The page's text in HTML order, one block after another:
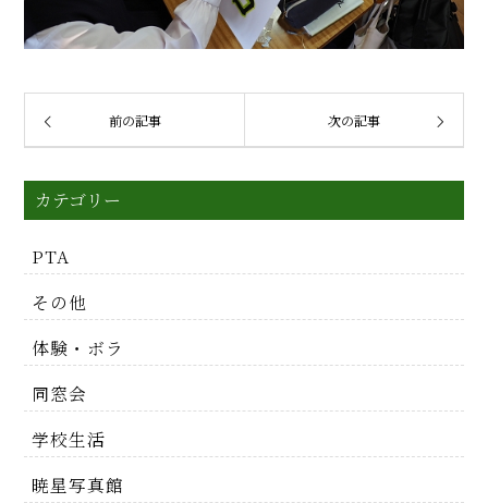
前の記事 次の記事
カテゴリー
PTA
その他
体験・ボラ
同窓会
学校生活
暁星写真館